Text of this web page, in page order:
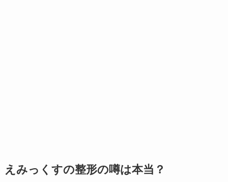
えみっくすの整形の噂は本当？